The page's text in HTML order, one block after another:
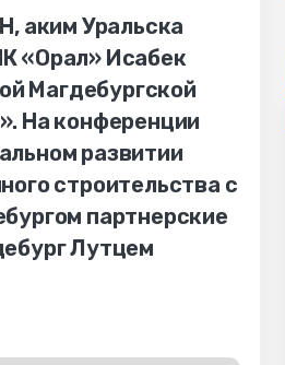
аким Уральска
«Орал» Исабек
Магдебургской
На конференции
развитии
строительства с
партнерские
Лутцем